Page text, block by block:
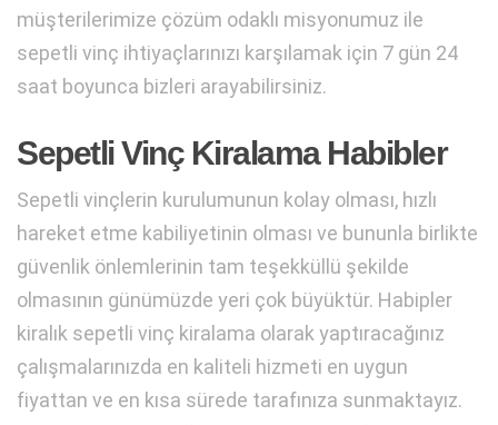
müşterilerimize çözüm odaklı misyonumuz ile
sepetli vinç ihtiyaçlarınızı karşılamak için 7 gün 24
saat boyunca bizleri arayabilirsiniz.
Sepetli Vinç Kiralama Habibler
Sepetli vinçlerin kurulumunun kolay olması, hızlı
hareket etme kabiliyetinin olması ve bununla birlikte
güvenlik önlemlerinin tam teşekküllü şekilde
olmasının günümüzde yeri çok büyüktür. Habipler
kiralık sepetli vinç kiralama olarak yaptıracağınız
çalışmalarınızda en kaliteli hizmeti en uygun
fiyattan ve en kısa sürede tarafınıza sunmaktayız.